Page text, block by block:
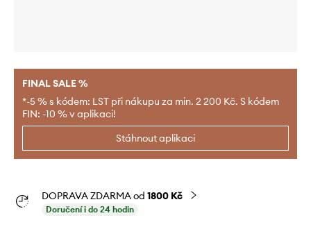
FINAL SALE %
*-5 % s kódem: LST při nákupu za min. 2 200 Kč. S kódem
FIN: -10 % v aplikaci!
Stáhnout aplikaci
DOPRAVA ZDARMA od 1800 Kč
Doručení i do 24 hodin